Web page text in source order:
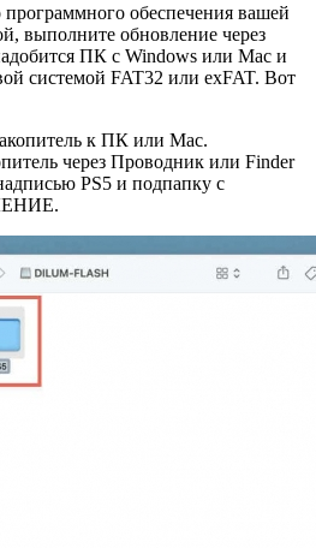
программного обеспечения вашей
выполните обновление через
ПК с Windows или Mac и
системой FAT32 или exFAT. Вот
к ПК или Mac.
через Проводник или Finder
PS5 и подпапку с